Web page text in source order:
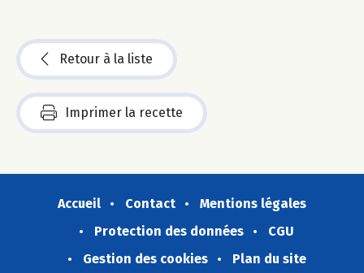
Retour à la liste
Imprimer la recette
Accueil Contact
Mentions légales
Protection des données
CGU
Gestion des cookies
Plan du site